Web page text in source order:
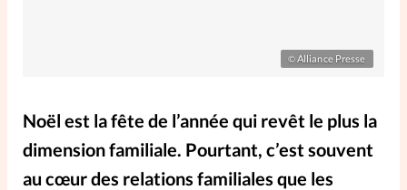
Entre4yeux
L'anecdote
La Bible au féminin
©Alliance Presse
Noël est la fête de l’année qui revêt le plus la
dimension familiale. Pourtant, c’est souvent
au cœur des relations familiales que les